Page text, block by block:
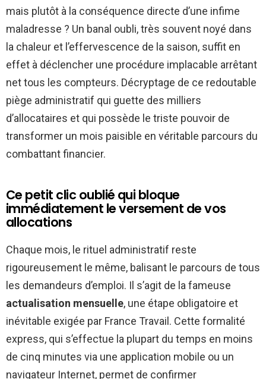
mais plutôt à la conséquence directe d’une infime
maladresse ? Un banal oubli, très souvent noyé dans
la chaleur et l’effervescence de la saison, suffit en
effet à déclencher une procédure implacable arrêtant
net tous les compteurs. Décryptage de ce redoutable
piège administratif qui guette des milliers
d’allocataires et qui possède le triste pouvoir de
transformer un mois paisible en véritable parcours du
combattant financier.
Ce petit clic oublié qui bloque
immédiatement le versement de vos
allocations
Chaque mois, le rituel administratif reste
rigoureusement le même, balisant le parcours de tous
les demandeurs d’emploi. Il s’agit de la fameuse
actualisation mensuelle, une étape obligatoire et
inévitable exigée par France Travail. Cette formalité
express, qui s’effectue la plupart du temps en moins
de cinq minutes via une application mobile ou un
navigateur Internet, permet de confirmer